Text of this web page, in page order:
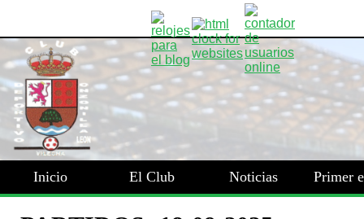
Inicio El Club Noticias Primer